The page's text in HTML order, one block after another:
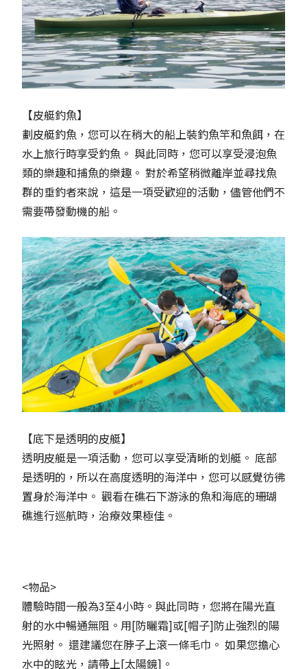
【皮艇釣魚】
劃皮艇釣魚，您可以在稍大的船上裝釣魚竿和魚餌，在
水上旅行時享受釣魚。 與此同時，您可以享受浸泡魚
類的樂趣和捕魚的樂趣。 對於希望稍微離岸並尋找魚
群的垂釣者來說，這是一項受歡迎的活動，儘管他們不
需要帶發動機的船。
【底下是透明的皮艇】
透明皮艇是一項活動，您可以享受清晰的划艇。 底部
是透明的，所以在高度透明的海洋中，您可以感覺彷彿
置身於海洋中。 觀看在礁石下游泳的魚和海底的珊瑚
礁進行巡航時，治療效果極佳。
<物品>
體驗時間一般為3至4小時。與此同時，您將在陽光直
射的水中暢通無阻。用[防曬霜]或[帽子]防止強烈的陽
光照射。 還建議您在脖子上滾一條毛巾。 如果您擔心
水中的眩光，請帶上[太陽鏡]。